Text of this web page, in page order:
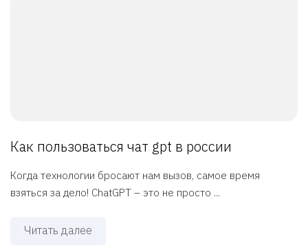
Как пользоваться чат gpt в россии
Когда технологии бросают нам вызов, самое время
взяться за дело! ChatGPT – это не просто ...
Читать далее